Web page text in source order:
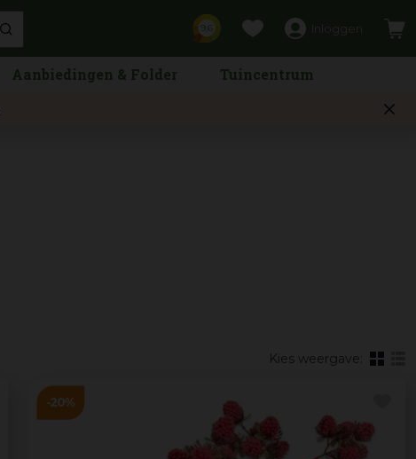
Aanbiedingen & Folder Tuincentrum
Kies weergave: